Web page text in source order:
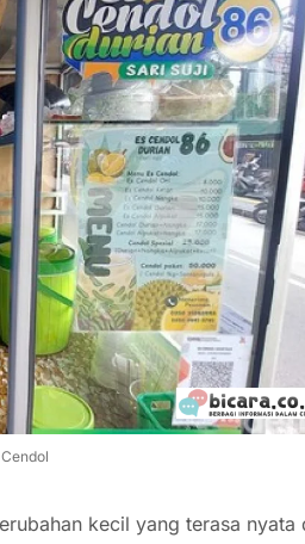
kecil yang terasa nyata